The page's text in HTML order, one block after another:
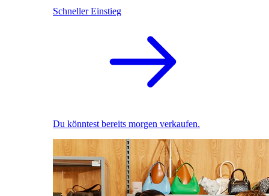
Schneller Einstieg
Du könntest bereits morgen verkaufen.